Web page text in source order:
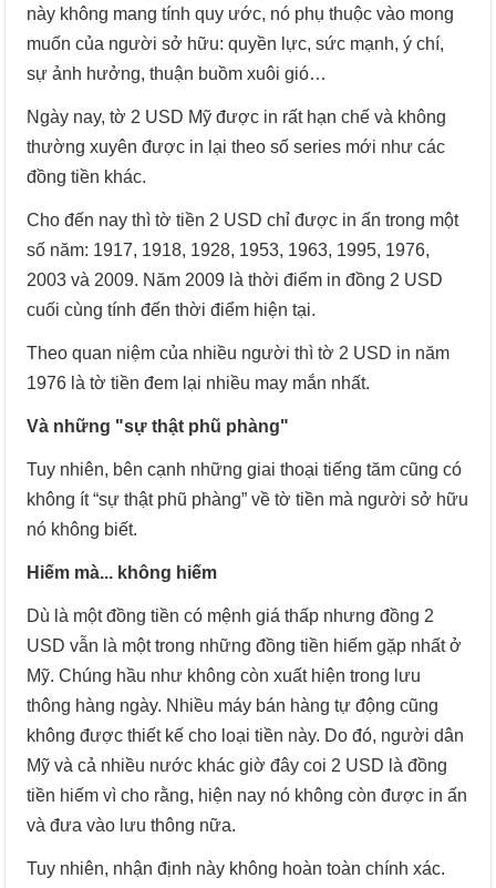
này không mang tính quy ước, nó phụ thuộc vào mong
muốn của người sở hữu: quyền lực, sức mạnh, ý chí,
sự ảnh hưởng, thuận buồm xuôi gió…
Ngày nay, tờ 2 USD Mỹ được in rất hạn chế và không
thường xuyên được in lại theo số series mới như các
đồng tiền khác.
Cho đến nay thì tờ tiền 2 USD chỉ được in ấn trong một
số năm: 1917, 1918, 1928, 1953, 1963, 1995, 1976,
2003 và 2009. Năm 2009 là thời điểm in đồng 2 USD
cuối cùng tính đến thời điểm hiện tại.
Theo quan niệm của nhiều người thì tờ 2 USD in năm
1976 là tờ tiền đem lại nhiều may mắn nhất.
Và những "sự thật phũ phàng"
Tuy nhiên, bên cạnh những giai thoại tiếng tăm cũng có
không ít “sự thật phũ phàng” về tờ tiền mà người sở hữu
nó không biết.
Hiếm mà... không hiếm
Dù là một đồng tiền có mệnh giá thấp nhưng đồng 2
USD vẫn là một trong những đồng tiền hiếm gặp nhất ở
Mỹ. Chúng hầu như không còn xuất hiện trong lưu
thông hàng ngày. Nhiều máy bán hàng tự động cũng
không được thiết kế cho loại tiền này. Do đó, người dân
Mỹ và cả nhiều nước khác giờ đây coi 2 USD là đồng
tiền hiếm vì cho rằng, hiện nay nó không còn được in ấn
và đưa vào lưu thông nữa.
Tuy nhiên, nhận định này không hoàn toàn chính xác.